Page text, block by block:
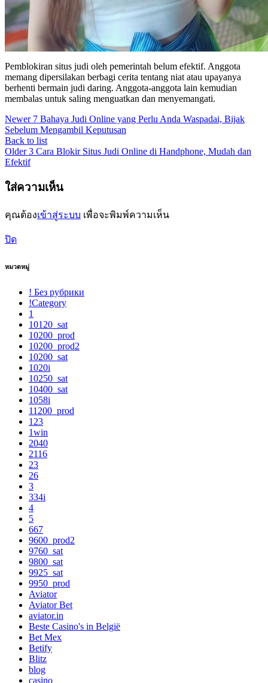
Pemblokiran situs judi oleh pemerintah belum efektif. Anggota
memang dipersilakan berbagi cerita tentang niat atau upayanya
berhenti bermain judi daring. Anggota-anggota lain kemudian
membalas untuk saling menguatkan dan menyemangati.
Newer 7 Bahaya Judi Online yang Perlu Anda Waspadai, Bijak
Sebelum Mengambil Keputusan
Back to list
Older 3 Cara Blokir Situs Judi Online di Handphone, Mudah dan
Efektif
ใส่ความเห็น
คุณต้องเข้าสู่ระบบ เพื่อจะพิมพ์ความเห็น
ปิด
หมวดหมู่
! Без рубрики
!Category
1
10120_sat
10200_prod
10200_prod2
10200_sat
1020i
10250_sat
10400_sat
1058i
11200_prod
123
1win
2040
2116
23
26
3
334i
4
5
667
9600_prod2
9760_sat
9800_sat
9925_sat
9950_prod
Aviator
Aviator Bet
aviator.in
Beste Casino's in België
Bet Mex
Betify
Blitz
blog
casino